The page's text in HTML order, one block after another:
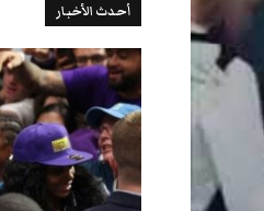
أحدث الأخبار